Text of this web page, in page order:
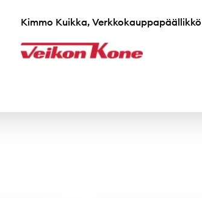
Kimmo Kuikka, Verkkokauppapäällikkö